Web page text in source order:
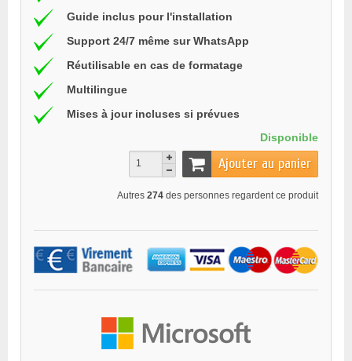
Guide inclus pour l'installation
Support 24/7 même sur WhatsApp
Réutilisable en cas de formatage
Multilingue
Mises à jour incluses si prévues
Disponible
Ajouter au panier
Autres 274 des personnes regardent ce produit